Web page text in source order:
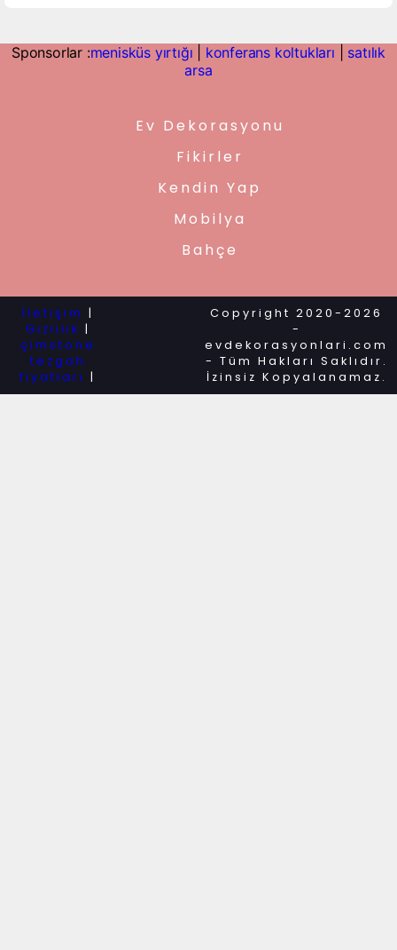
Sponsorlar :menisküs yırtığı konferans koltukları
satılık
arsa
Ev Dekorasyonu
Fikirler
Kendin Yap
Mobilya
Bahçe
İletişim
|
Gizlilik |
çimstone
tezgah
fiyatları
|
Copyright 2020-2026
-
evdekorasyonlari.com
- Tüm Hakları Saklıdır.
İzinsiz Kopyalanamaz.